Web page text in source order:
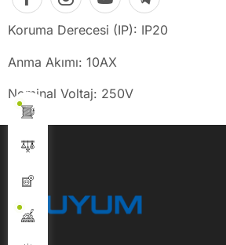
Koruma Derecesi (IP): IP20
Anma Akımı: 10AX
Nominal Voltaj: 250V